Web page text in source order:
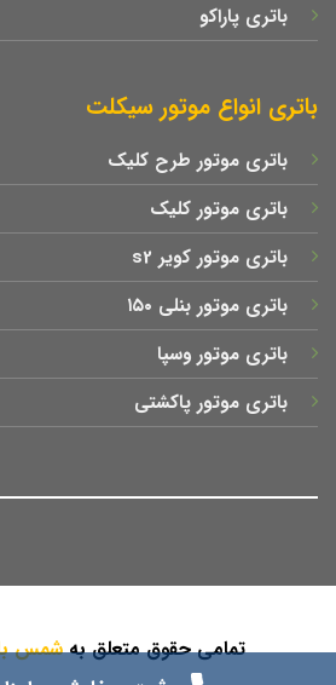
باتری پاراکو
باتری انواع موتور سیکلت
باتری موتور طرح کلیک
باتری موتور کلیک
باتری موتور کویر s2
باتری موتور بنلی ۱۵۰
باتری موتور وسپا
باتری موتور پاکشتی
تمامی حقوق متعلق بهشمس